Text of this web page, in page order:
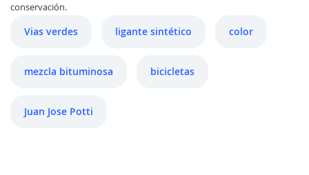
conservación.
Vias verdes ligante sintético color
mezcla bituminosa bicicletas
Juan Jose Potti